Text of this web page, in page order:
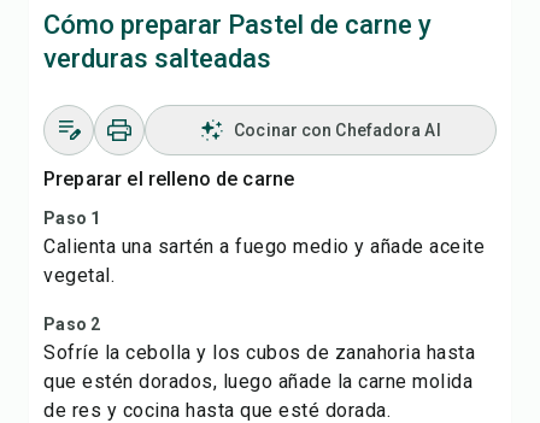
Cómo preparar Pastel de carne y
verduras salteadas
Cocinar con Chefadora AI
Preparar el relleno de carne
Paso 1
Calienta una sartén a fuego medio y añade aceite
vegetal.
Paso 2
Sofríe la cebolla y los cubos de zanahoria hasta
que estén dorados, luego añade la carne molida
de res y cocina hasta que esté dorada.